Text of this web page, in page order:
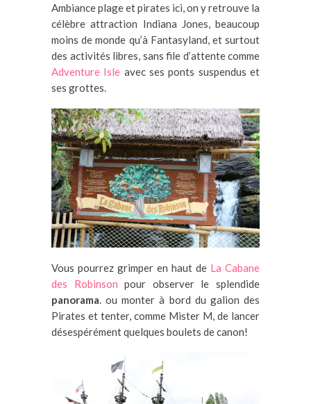
Ambiance plage et pirates ici, on y retrouve la
célèbre attraction Indiana Jones, beaucoup
moins de monde qu’à Fantasyland, et surtout
des activités libres, sans file d’attente comme
Adventure Isle avec ses ponts suspendus et
ses grottes.
Vous pourrez grimper en haut de La Cabane
des Robinson pour observer le splendide
panorama. ou monter à bord du galion des
Pirates et tenter, comme Mister M, de lancer
désespérément quelques boulets de canon!